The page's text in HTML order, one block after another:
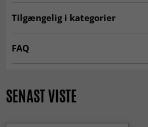
Vævning
Egenskab
Materiale
Uld
Tilgængelig i kategorier
FAQ
mønstre, dybe farver og tidløst
klassisk håndværk og giver
SENAST VISTE